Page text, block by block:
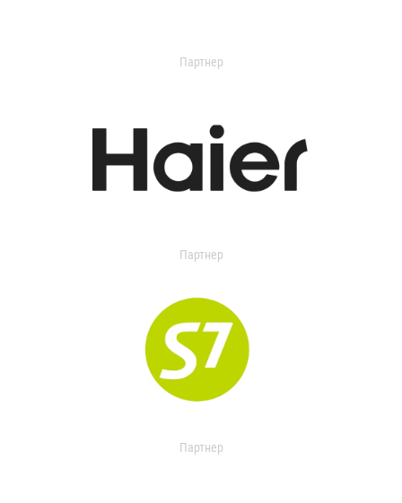
Партнер
Партнер
Партнер